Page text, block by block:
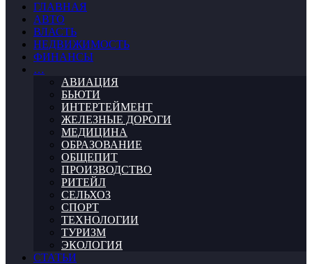
ГЛАВНАЯ
АВТО
ВЛАСТЬ
НЕДВИЖИМОСТЬ
ФИНАНСЫ
…
АВИАЦИЯ
БЬЮТИ
ИНТЕРТЕЙМЕНТ
ЖЕЛЕЗНЫЕ ДОРОГИ
МЕДИЦИНА
ОБРАЗОВАНИЕ
ОБЩЕПИТ
ПРОИЗВОДСТВО
РИТЕЙЛ
СЕЛЬХОЗ
СПОРТ
ТЕХНОЛОГИИ
ТУРИЗМ
ЭКОЛОГИЯ
СТАТЬИ